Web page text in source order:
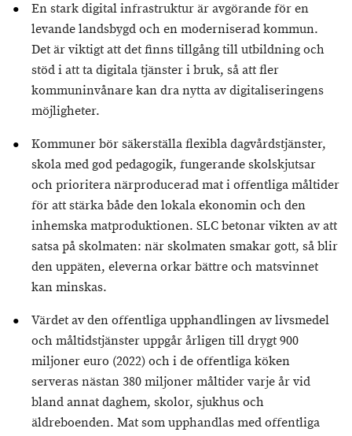
En stark digital infrastruktur är avgörande för en
levande landsbygd och en moderniserad kommun.
Det är viktigt att det finns tillgång till utbildning och
stöd i att ta digitala tjänster i bruk, så att fler
kommuninvånare kan dra nytta av digitaliseringens
möjligheter.
Kommuner bör säkerställa flexibla dagvårdstjänster,
skola med god pedagogik, fungerande skolskjutsar
och prioritera närproducerad mat i offentliga måltider
för att stärka både den lokala ekonomin och den
inhemska matproduktionen. SLC betonar vikten av att
satsa på skolmaten: när skolmaten smakar gott, så blir
den uppäten, eleverna orkar bättre och matsvinnet
kan minskas.
Värdet av den offentliga upphandlingen av livsmedel
och måltidstjänster uppgår årligen till drygt 900
miljoner euro (2022) och i de offentliga köken
serveras nästan 380 miljoner måltider varje år vid
bland annat daghem, skolor, sjukhus och
äldreboenden. Mat som upphandlas med offentliga